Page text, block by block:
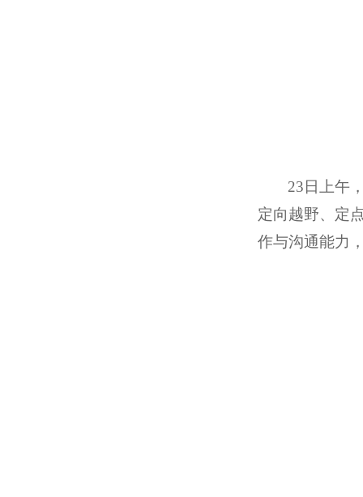
23 日上午
定向越野、定
作与沟通能力